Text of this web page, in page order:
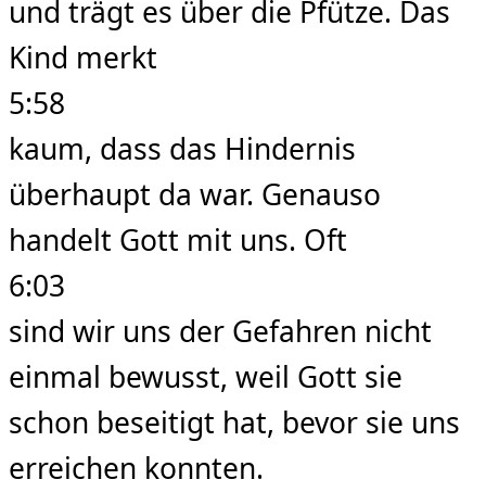
und trägt es über die Pfütze. Das
Kind merkt
5:58
kaum, dass das Hindernis
überhaupt da war. Genauso
handelt Gott mit uns. Oft
6:03
sind wir uns der Gefahren nicht
einmal bewusst, weil Gott sie
schon beseitigt hat, bevor sie uns
erreichen konnten.